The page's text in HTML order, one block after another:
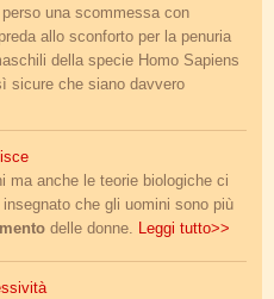
una scommessa con
allo sconforto per la penuria
della specie Homo Sapiens
sicure che siano davvero
ma anche le teorie biologiche ci
insegnato che gli uomini sono più
delle donne. Leggi tutto>>